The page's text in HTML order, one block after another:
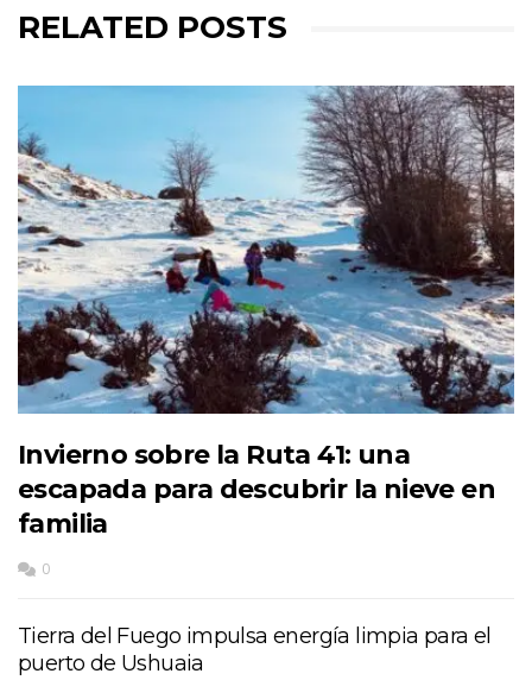
RELATED POSTS
Invierno sobre la Ruta 41: una
escapada para descubrir la nieve en
familia
0
Tierra del Fuego impulsa energía limpia para el
puerto de Ushuaia